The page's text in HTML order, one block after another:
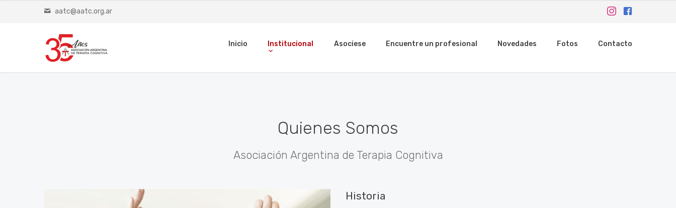
aatc@aatc.org.ar
Inicio Institucional Asociese Encuentre un profesional Novedades Fotos Contacto
Quienes Somos
Asociación Argentina de Terapia Cognitiva
Historia